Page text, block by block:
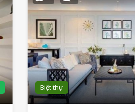
Biệt thự